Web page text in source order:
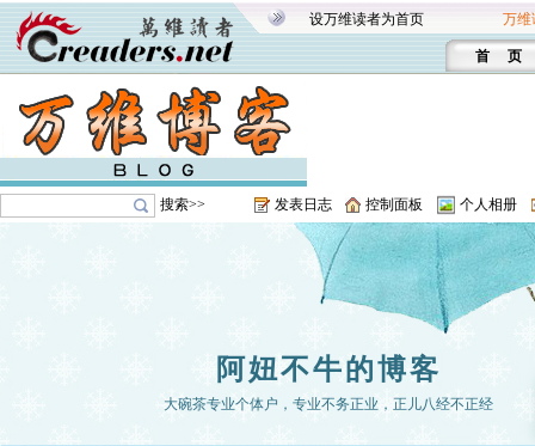
设万维读者为首页 万维
首 页
搜索>> 发表日志 控制面板 个人相册
阿妞不牛的博客
大碗茶专业个体户，专业不务正业，正儿八经不正经